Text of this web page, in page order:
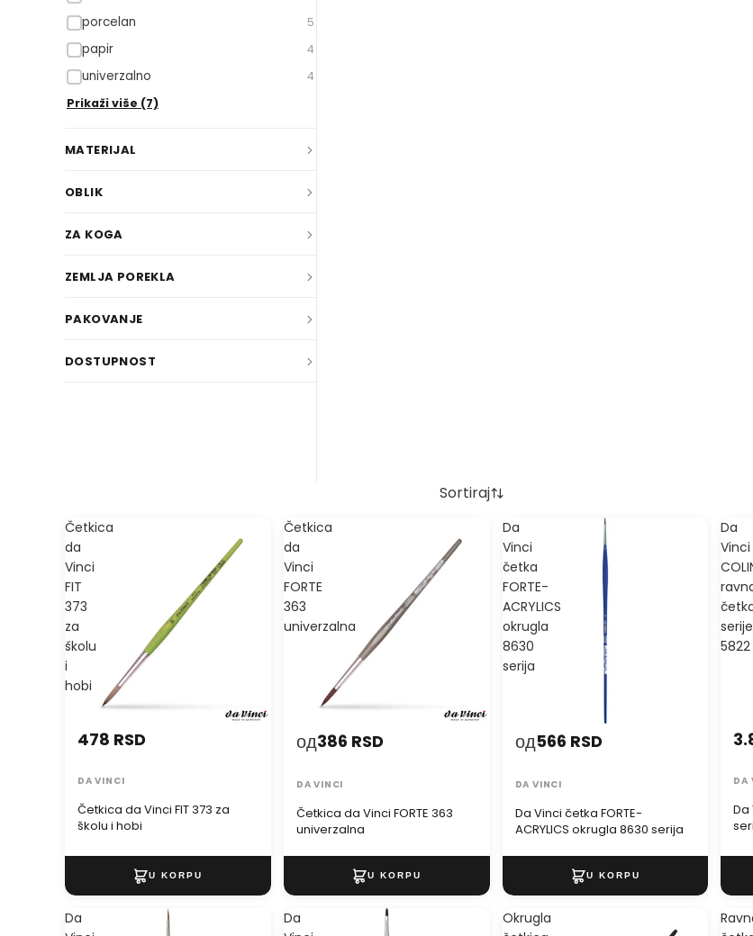
Sortiraj
Četkica
da
Vinci
FIT
373
za
školu
i
hobi
Četkica da Vinci FIT 373 za
školu i hobi
478 RSD
DA VINCI
Četkica
da
Vinci
FORTE
363
univerzalna
Četkica da Vinci FORTE 363
univerzalna
од386 RSD
DA VINCI
Da
Vinci
četka
FORTE-
ACRYLICS
okrugla
8630
serija
Da Vinci četka FORTE-
ACRYLICS okrugla 8630 serija
од566 RSD
DA VINCI
Da
Vinci
serije
5822
Da
DA
Da
Da
Okrugla